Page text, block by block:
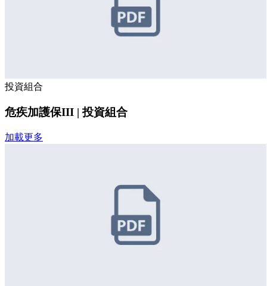
投資組合
危疾加護保III | 投資組合
加載更多